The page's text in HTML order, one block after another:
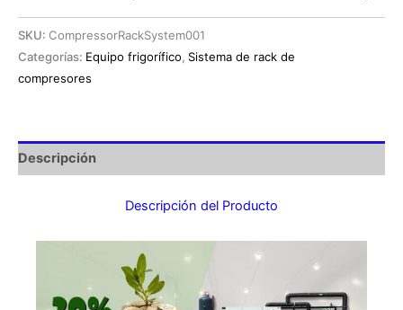
SKU: CompressorRackSystem001
Categorías: Equipo frigorífico, Sistema de rack de
compresores
Descripción
Descripción del Producto